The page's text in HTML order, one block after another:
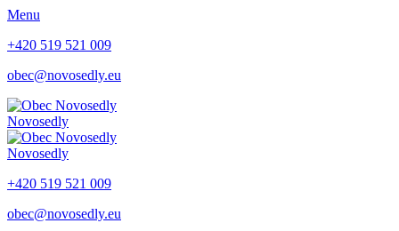
Menu
+420 519 521 009
obec@novosedly.eu
Novosedly
Novosedly
+420 519 521 009
obec@novosedly.eu